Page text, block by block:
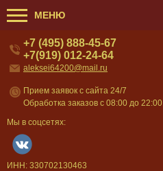
МЕНЮ
+7 (495) 888-45-67
+7(919) 012-24-64
aleksei64200@mail.ru
Прием заявок с сайта 24/7
Обработка заказов с 08:00 до 22:00
Мы в соцсетях:
ИНН: 330702130463